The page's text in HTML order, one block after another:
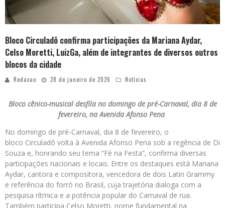
Bloco Circuladô confirma participações da Mariana Aydar,
Celso Moretti, LuizGa, além de integrantes de diversos outros
blocos da cidade
Redacao 28 de janeiro de 2026 Notícias
Bloco cênico-musical desfila no domingo de pré-Carnaval, dia 8 de
fevereiro, na Avenida Afonso Pena
No domingo de pré-Carnaval, dia 8 de fevereiro, o
bloco Circuladô volta à Avenida Afonso Pena sob a regência de Di
Souza e, honrando seu tema “Fé na Festa”, confirma diversas
participações nacionais e locais. Entre os destaques está Mariana
Aydar, cantora e compositora, vencedora de dois Latin Grammy
e referência do forró no Brasil, cuja trajetória dialoga com a
pesquisa rítmica e a potência popular do Carnaval de rua.
Também participa Celso Moretti, nome fundamental na